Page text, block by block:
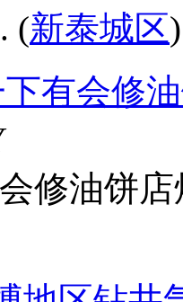
(新泰城区)
有会修
修油饼